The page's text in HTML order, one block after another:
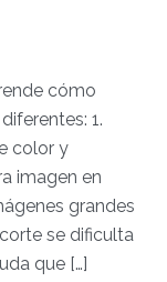
cómo
1.
color y
imagen en
grandes
se dificulta
que […]